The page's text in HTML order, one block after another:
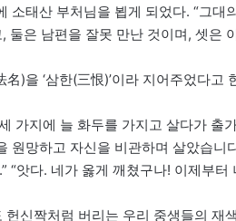
소태산 부처님을 뵙게 되었다. “그대
둘은 남편을 잘못 만난 것이며, 셋은
名)을 ‘삼한(三恨)’이라 지어주었다고
세 가지에 늘 화두를 가지고 살다가
원망하고 자신을 비관하며 살았습
“앗다. 네가 옳게 깨쳤구나! 이제부
헌신짝처럼 버리는 우리 중생들의 재